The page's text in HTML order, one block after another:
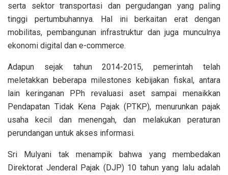
serta sektor transportasi dan pergudangan yang paling
tinggi pertumbuhannya. Hal ini berkaitan erat dengan
mobilitas, pembangunan infrastruktur dan juga munculnya
ekonomi digital dan e-commerce.
Adapun sejak tahun 2014-2015, pemerintah telah
meletakkan beberapa milestones kebijakan fiskal, antara
lain keringanan PPh revaluasi aset sampai menaikkan
Pendapatan Tidak Kena Pajak (PTKP), menurunkan pajak
usaha kecil dan menengah, dan melakukan peraturan
perundangan untuk akses informasi.
Sri Mulyani tak menampik bahwa yang membedakan
Direktorat Jenderal Pajak (DJP) 10 tahun yang lalu adalah